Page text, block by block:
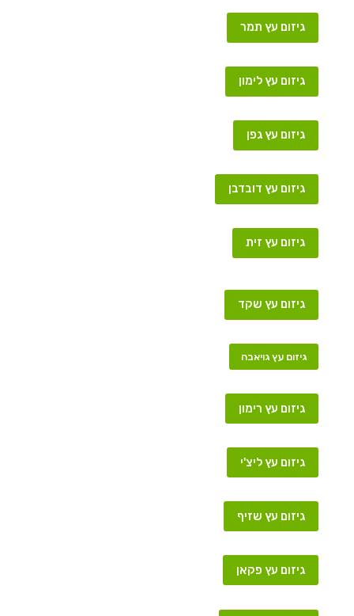
גיזום עץ תמר
גיזום עץ לימון
גיזום עץ גפן
גיזום עץ דובדבן
גיזום עץ זית
גיזום עץ שקד
גיזום עץ גויאבה
גיזום עץ רימון
גיזום עץ ליצ'י
גיזום עץ שזיף
גיזום עץ פקאן